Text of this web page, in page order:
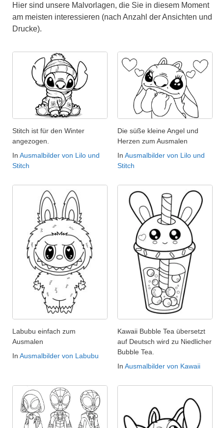
Hier sind unsere Malvorlagen, die Sie in diesem Moment
am meisten interessieren (nach Anzahl der Ansichten und
Drucke).
Stitch ist für den Winter
angezogen.
In Ausmalbilder von Lilo und
Stitch
Die süße kleine Angel und
Herzen zum Ausmalen
In Ausmalbilder von Lilo und
Stitch
Labubu einfach zum
Ausmalen
In Ausmalbilder von Labubu
Kawaii Bubble Tea übersetzt
auf Deutsch wird zu Niedlicher
Bubble Tea.
In Ausmalbilder von Kawaii